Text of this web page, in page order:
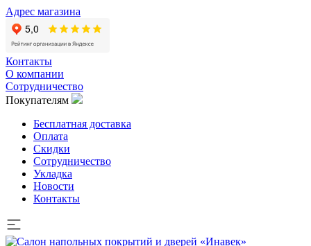
Адрес магазина
Контакты
О компании
Сотрудничество
Покупателям
Бесплатная доставка
Оплата
Скидки
Сотрудничество
Укладка
Новости
Контакты